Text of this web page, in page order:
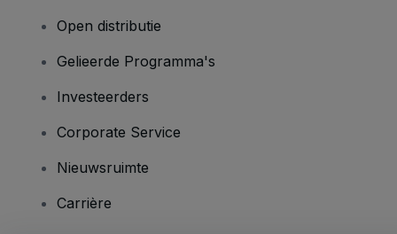
Open distributie
Gelieerde Programma's
Investeerders
Corporate Service
Nieuwsruimte
Carrière